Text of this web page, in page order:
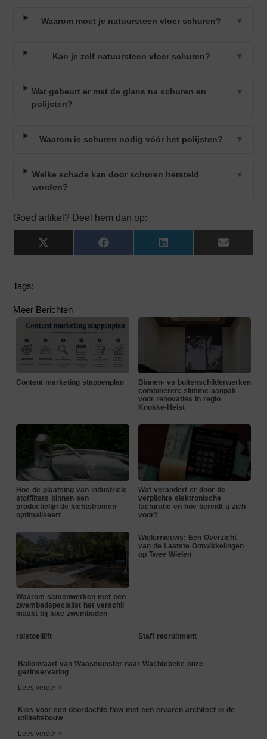
Waarom moet je natuursteen vloer schuren? ▼
Kan je zelf natuursteen vloer schuren? ▼
Wat gebeurt er met de glans na schuren en
polijsten?
▼
Waarom is schuren nodig vóór het polijsten? ▼
Welke schade kan door schuren hersteld
worden?
▼
Goed artikel? Deel hem dan op:
X
(Twitter)
Facebook LinkedIn Email
Tags:
Meer Berichten
Content marketing stappenplan
Binnen- vs buitenschilderwerken
combineren: slimme aanpak
voor renovaties in regio
Knokke-Heist
Hoe de plaatsing van industriële
stoffilters binnen een
productielijn de luchtstromen
optimaliseert
Wat verandert er door de
verplichte elektronische
facturatie en hoe bereidt u zich
voor?
Waarom samenwerken met een
zwembadspecialist het verschil
maakt bij luxe zwembaden
Wielernieuws: Een Overzicht
van de Laatste Ontwikkelingen
op Twee Wielen
rolstoelllift Staff recruitment
Ballonvaart van Waasmunster naar Wachtebeke onze
gezinservaring
Lees verder »
Kies voor een doordachte flow met een ervaren architect in de
utiliteitsbouw
Lees verder »